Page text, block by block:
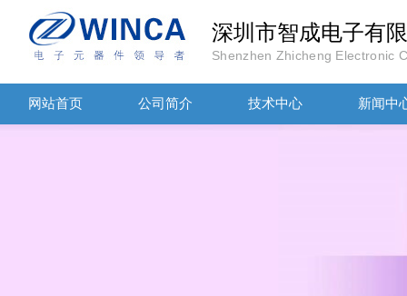
深圳市智成电子有
Shenzhen Zhicheng Electronic
网站首页 公司简介 技术中心 新闻中